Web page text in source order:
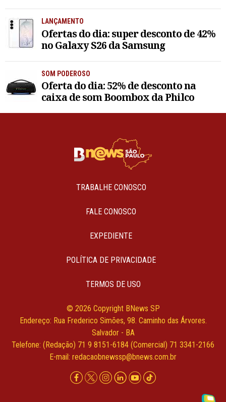
LANÇAMENTO
Ofertas do dia: super desconto de 42%
no Galaxy S26 da Samsung
SOM PODEROSO
Oferta do dia: 52% de desconto na
caixa de som Boombox da Philco
TRABALHE CONOSCO
FALE CONOSCO
EXPEDIENTE
POLÍTICA DE PRIVACIDADE
TERMOS DE USO
© 2026 Copyright BNews SP
Endereço: Rua Frederico Simões, 98. Caminho das Árvores.
Salvador - BA
Telefone: (Redação) 71 9 8151-6184 (Comercial) 71 3341-2166
E-mail: redacaobnewssp@bnews.com.br